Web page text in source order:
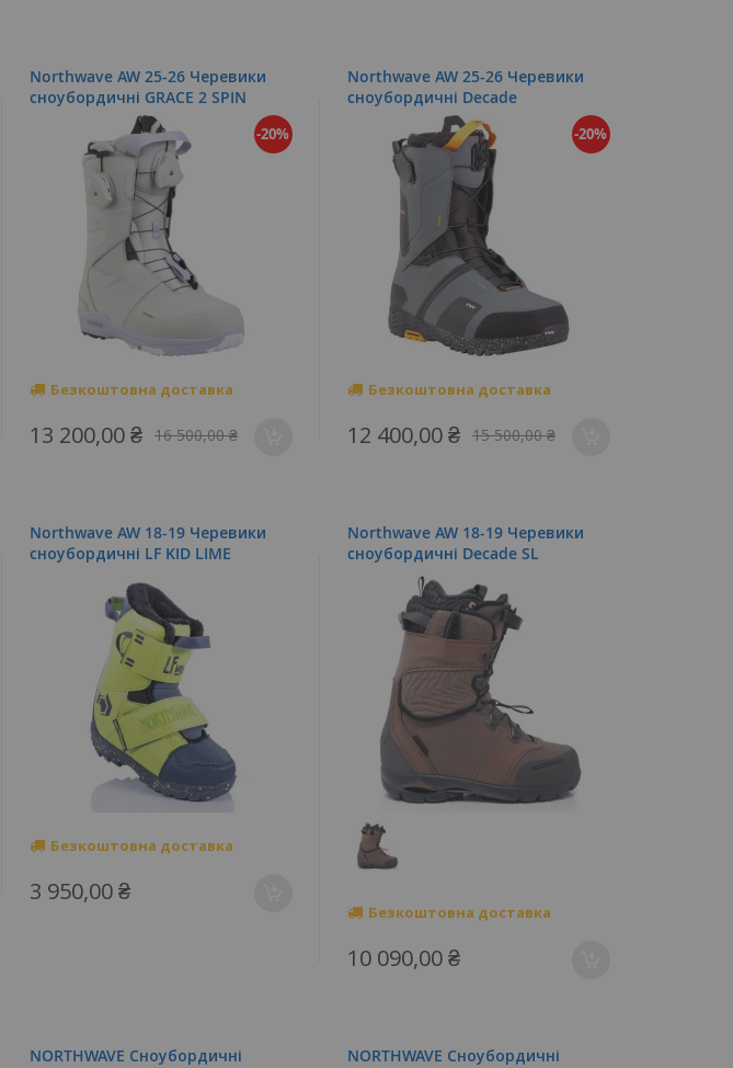
Northwave AW 25-26 Черевики
cноубордичні GRACE 2 SPIN
-20%
Безкоштовна доставка
13 200,00 ₴ 16 500,00 ₴
Northwave AW 25-26 Черевики
cноубордичні Decade
-20%
Безкоштовна доставка
12 400,00 ₴ 15 500,00 ₴
Northwave AW 18-19 Черевики
cноубордичні LF KID LIME
Безкоштовна доставка
3 950,00 ₴
Northwave AW 18-19 Черевики
cноубордичні Decade SL
Безкоштовна доставка
10 090,00 ₴
NORTHWAVE Сноубордичні
NORTHWAVE Сноубордичні